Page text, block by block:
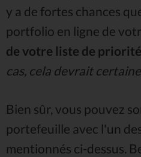
y a de fortes chances
portfolio en ligne de
de votre liste de
cas, cela devrait
Bien sûr, vous pouvez
portefeuille avec l'un
mentionnés ci-dessus.